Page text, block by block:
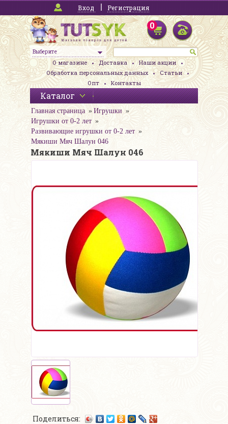
Вход Регистрация
Выберите
0
О магазине Доставка
Наши акции
Обработка персональных данных
Статьи
Опт
Контакты
Каталог
Главная страница
Игрушки
Игрушки от 0-2 лет
Развивающие игрушки от 0-2 лет
Мякиши Мяч Шалун 046
Мякиши Мяч Шалун 046
Поделиться: